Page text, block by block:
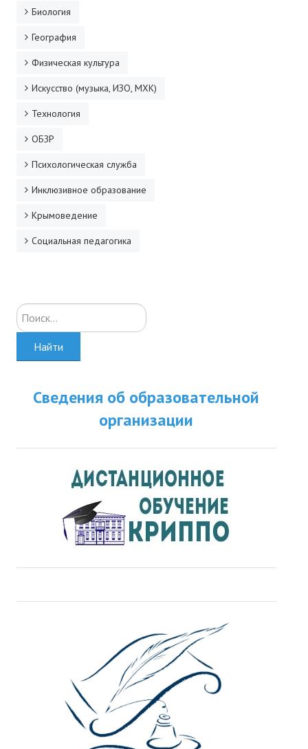
Биология
География
Физическая культура
Искусство (музыка, ИЗО, МХК)
Технология
ОБЗР
Психологическая служба
Инклюзивное образование
Крымоведение
Социальная педагогика
Искать...
Найти
Сведения об образовательной
организации